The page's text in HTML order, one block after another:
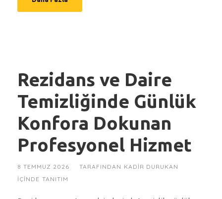
Rezidans ve Daire
Temizliğinde Günlük
Konfora Dokunan
Profesyonel Hizmet
8 TEMMUZ 2026 TARAFINDAN KADIR DURUKAN
IÇINDE TANITIM